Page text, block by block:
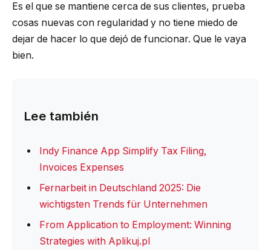
Es el que se mantiene cerca de sus clientes, prueba
cosas nuevas con regularidad y no tiene miedo de
dejar de hacer lo que dejó de funcionar. Que le vaya
bien.
Lee también
Indy Finance App Simplify Tax Filing,
Invoices Expenses
Fernarbeit in Deutschland 2025: Die
wichtigsten Trends für Unternehmen
From Application to Employment: Winning
Strategies with Aplikuj.pl